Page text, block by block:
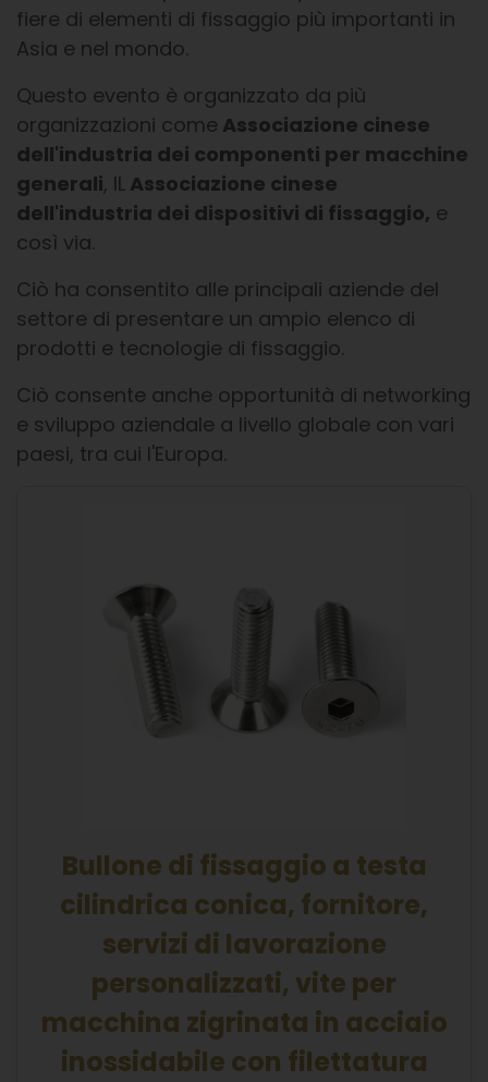
fiere di elementi di fissaggio più importanti in
Asia e nel mondo.
Questo evento è organizzato da più
organizzazioni come Associazione cinese
dell'industria dei componenti per macchine
generali, IL Associazione cinese
dell'industria dei dispositivi di fissaggio, e
così via.
Ciò ha consentito alle principali aziende del
settore di presentare un ampio elenco di
prodotti e tecnologie di fissaggio.
Ciò consente anche opportunità di networking
e sviluppo aziendale a livello globale con vari
paesi, tra cui l'Europa.
Bullone di fissaggio a testa
cilindrica conica, fornitore,
servizi di lavorazione
personalizzati, vite per
macchina zigrinata in acciaio
inossidabile con filettatura